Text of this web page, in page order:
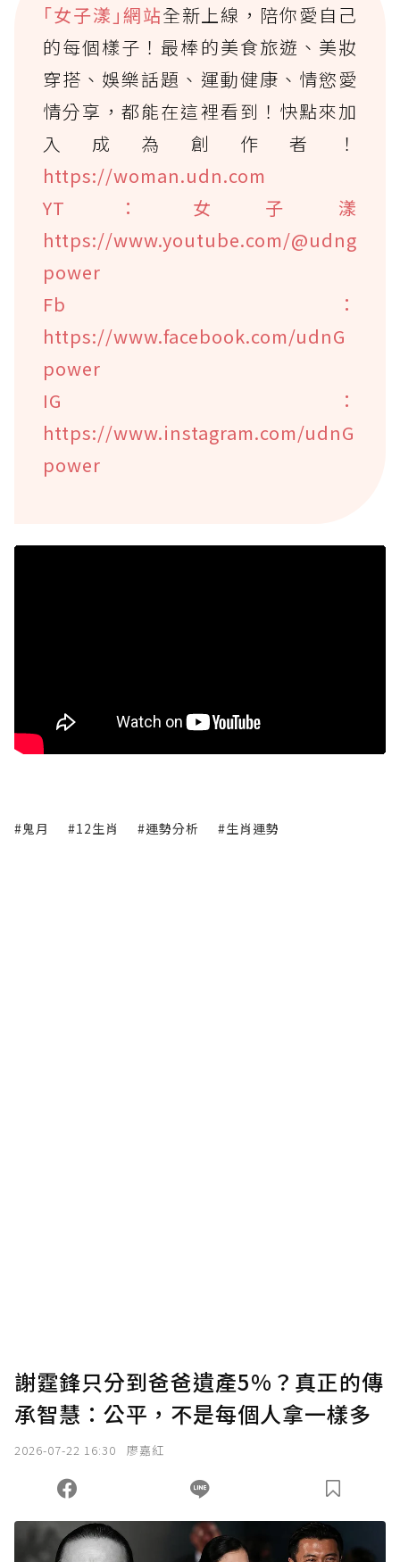
｢女子漾｣網站全新上線，陪你愛自己
的每個樣子！最棒的美食旅遊、美妝
穿搭、娛樂話題、運動健康、情慾愛
情分享，都能在這裡看到！快點來加
入成為創作者！
https://woman.udn.com
YT：女子漾
https://www.youtube.com/@udng
power
Fb：
https://www.facebook.com/udnG
power
IG：
https://www.instagram.com/udnG
power
#鬼月 #12生肖 #運勢分析 #生肖運勢
謝霆鋒只分到爸爸遺產5%？真正的傳
承智慧：公平，不是每個人拿一樣多
2026-07-22 16:30 廖嘉紅